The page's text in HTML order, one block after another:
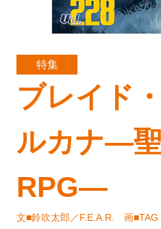
特集
ブレイド
ルカナ―
RPG―
文■鈴吹太郎／F.E.A.R. 画■TAG